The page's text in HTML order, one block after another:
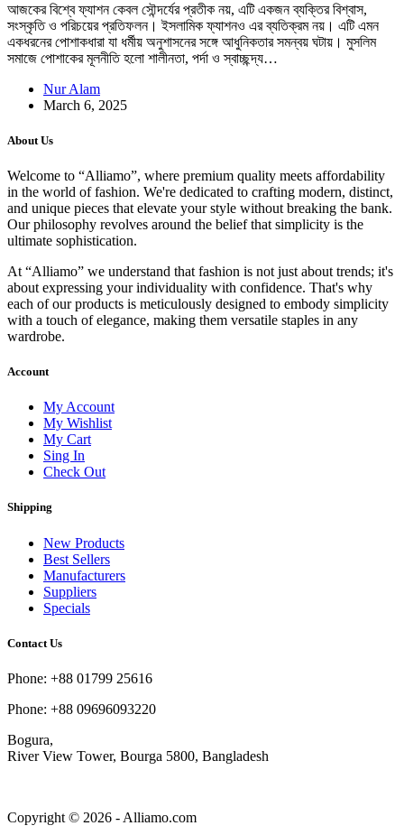
আজকের বিশ্বে ফ্যাশন কেবল সৌন্দর্যের প্রতীক নয়, এটি একজন ব্যক্তির বিশ্বাস,
সংস্কৃতি ও পরিচয়ের প্রতিফলন। ইসলামিক ফ্যাশনও এর ব্যতিক্রম নয়। এটি এমন
একধরনের পোশাকধারা যা ধর্মীয় অনুশাসনের সঙ্গে আধুনিকতার সমন্বয় ঘটায়। মুসলিম
সমাজে পোশাকের মূলনীতি হলো শালীনতা, পর্দা ও স্বাচ্ছন্দ্য…
Nur Alam
March 6, 2025
About Us
Welcome to “Alliamo”, where premium quality meets affordability
in the world of fashion. We're dedicated to crafting modern, distinct,
and unique pieces that elevate your style without breaking the bank.
Our philosophy revolves around the belief that simplicity is the
ultimate sophistication.
At “Alliamo” we understand that fashion is not just about trends; it's
about expressing your individuality with confidence. That's why
each of our products is meticulously designed to embody simplicity
with a touch of elegance, making them versatile staples in any
wardrobe.
Account
My Account
My Wishlist
My Cart
Sing In
Check Out
Shipping
New Products
Best Sellers
Manufacturers
Suppliers
Specials
Contact Us
Phone: +88 01799 25616
Phone: +88 09696093220
Bogura,
River View Tower, Bourga 5800, Bangladesh
Copyright © 2026 - Alliamo.com